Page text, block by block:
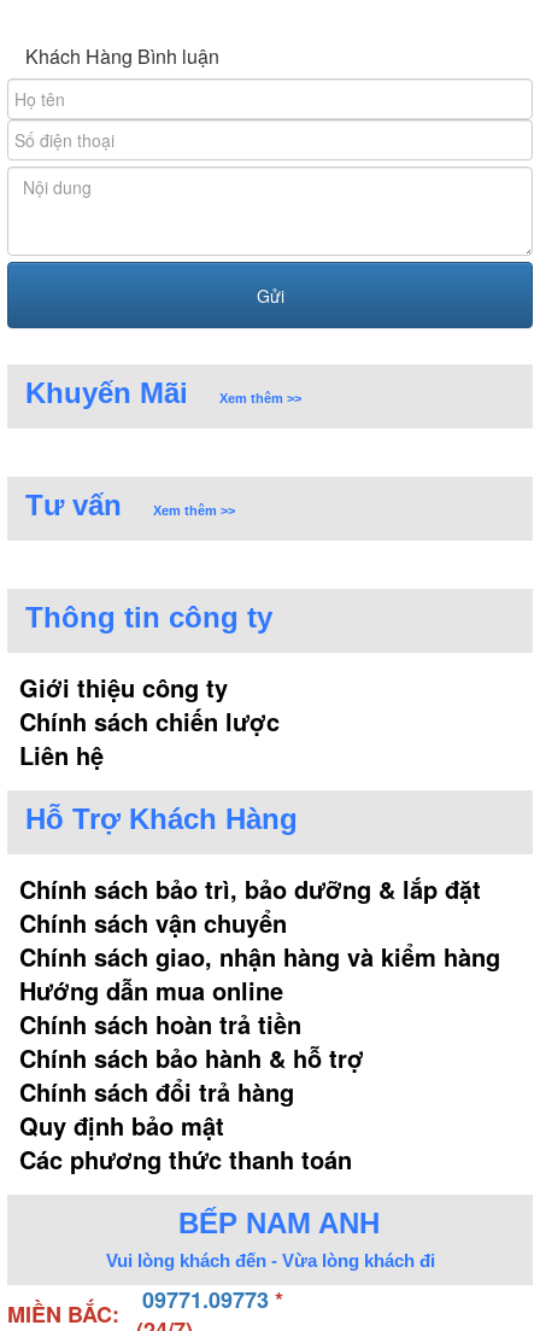
Khách Hàng Bình luận
Khuyến Mãi Xem thêm >>
Tư vấn Xem thêm >>
Thông tin công ty
Giới thiệu công ty
Chính sách chiến lược
Liên hệ
Hỗ Trợ Khách Hàng
Chính sách bảo trì, bảo dưỡng & lắp đặt
Chính sách vận chuyển
Chính sách giao, nhận hàng và kiểm hàng
Hướng dẫn mua online
Chính sách hoàn trả tiền
Chính sách bảo hành & hỗ trợ
Chính sách đổi trả hàng
Quy định bảo mật
Các phương thức thanh toán
BẾP NAM ANH
Vui lòng khách đến - Vừa lòng khách đi
MIỀN BẮC: 09771.09773*